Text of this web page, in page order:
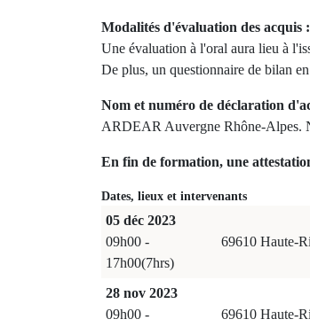
Modalités d'évaluation des acquis :
Une évaluation à l'oral aura lieu à
De plus, un questionnaire de bilan
Nom et numéro de déclaration
ARDEAR Auvergne Rhône-Alpes.
En fin de formation, une
Dates, lieux et intervenants
05 déc 2023
09h00 -
17h00(7hrs)
69610 Haute-
28 nov 2023
09h00 -
69610 Haute-